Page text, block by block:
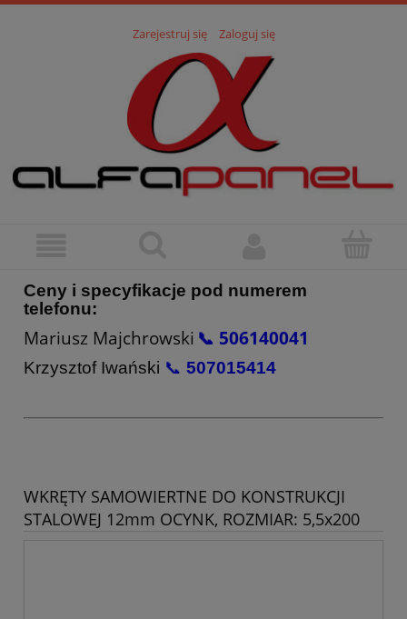
Zarejestruj się Zaloguj się
Ceny i specyfikacje pod numerem
telefonu:
Mariusz Majchrowski 📞 506140041
Krzysztof Iwański 📞 507015414
WKRĘTY SAMOWIERTNE DO KONSTRUKCJI
STALOWEJ 12mm OCYNK, ROZMIAR: 5,5x200